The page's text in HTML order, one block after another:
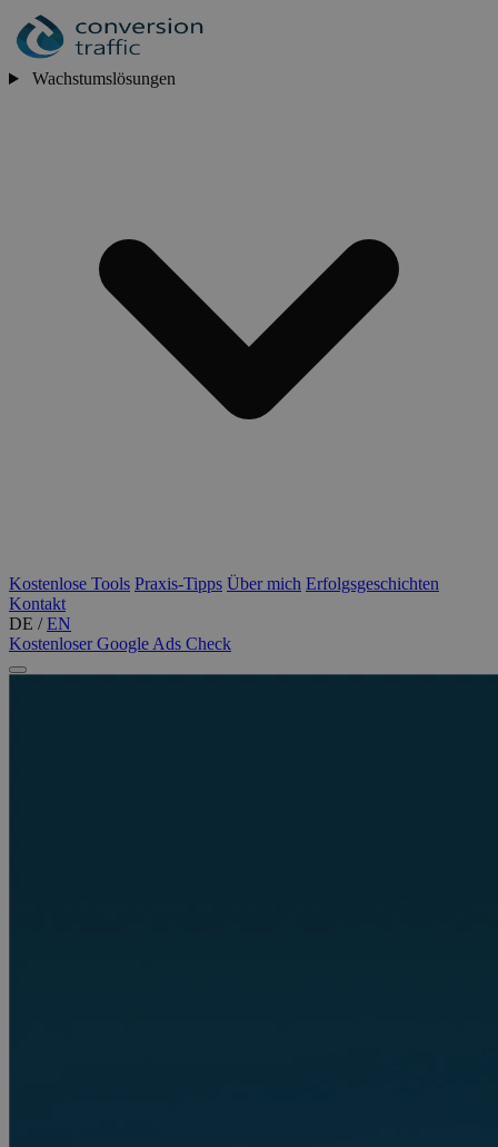
Wachstumslösungen
Kostenlose Tools Praxis-Tipps Über mich Erfolgsgeschichten
Kontakt
DE / EN
Kostenloser Google Ads Check